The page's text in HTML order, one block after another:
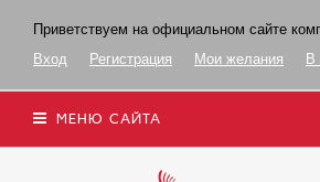
Приветствуем на официальном сайте
Вход
Регистрация Мои желания В
МЕНЮ САЙТА